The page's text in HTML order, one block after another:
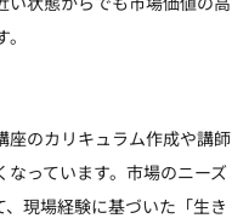
座のカリキュラム作成や講師
なっています。市場のニーズ
現場経験に基づいた「生き